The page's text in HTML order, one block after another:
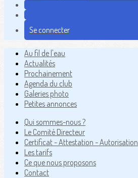
Se connecter
Au fil de l'eau
Actualités
Prochainement
Agenda du club
Galeries photo
Petites annonces
Qui sommes-nous ?
Le Comité Directeur
Certificat - Attestation - Autorisation
Les tarifs
Ce que nous proposons
Contact